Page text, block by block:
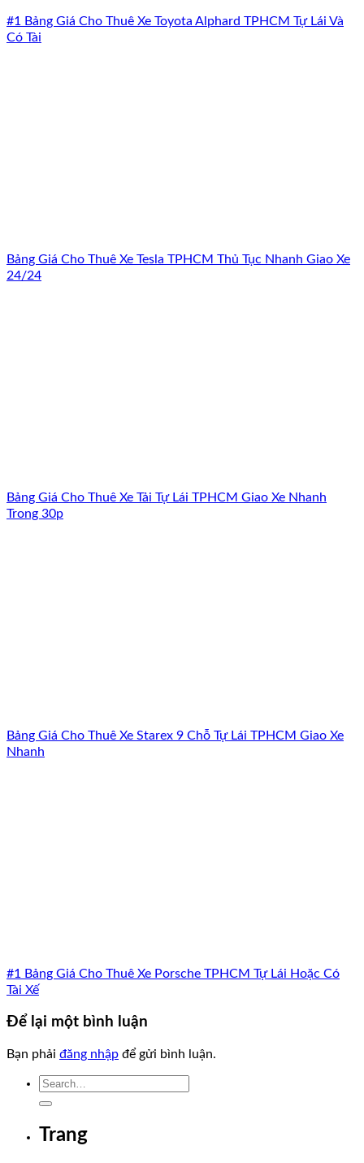
#1 Bảng Giá Cho Thuê Xe Toyota Alphard TPHCM Tự Lái Và
Có Tài
Bảng Giá Cho Thuê Xe Tesla TPHCM Thủ Tục Nhanh Giao Xe
24/24
Bảng Giá Cho Thuê Xe Tải Tự Lái TPHCM Giao Xe Nhanh
Trong 30p
Bảng Giá Cho Thuê Xe Starex 9 Chỗ Tự Lái TPHCM Giao Xe
Nhanh
#1 Bảng Giá Cho Thuê Xe Porsche TPHCM Tự Lái Hoặc Có
Tài Xế
Để lại một bình luận
Bạn phải đăng nhập để gửi bình luận.
Trang